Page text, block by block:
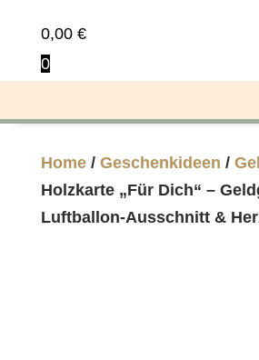
0,00 €
0
Home/ Geschenkideen /
Holzkarte „Für Dich“ –
Luftballon-Ausschnitt &